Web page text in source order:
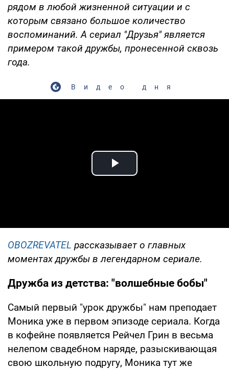
рядом в любой жизненной ситуации и с
которым связано большое количество
воспоминаний. А сериал "Друзья" является
примером такой дружбы, пронесенной сквозь
года.
Видео дня
Play Video
OBOZREVATEL рассказывает о главных
моментах дружбы в легендарном сериале.
Дружба из детства: "волшебные бобы"
Самый первый "урок дружбы" нам преподает
Моника уже в первом эпизоде сериала. Когда
в кофейне появляется Рейчел Грин в весьма
нелепом свадебном наряде, разыскивающая
свою школьную подругу, Моника тут же